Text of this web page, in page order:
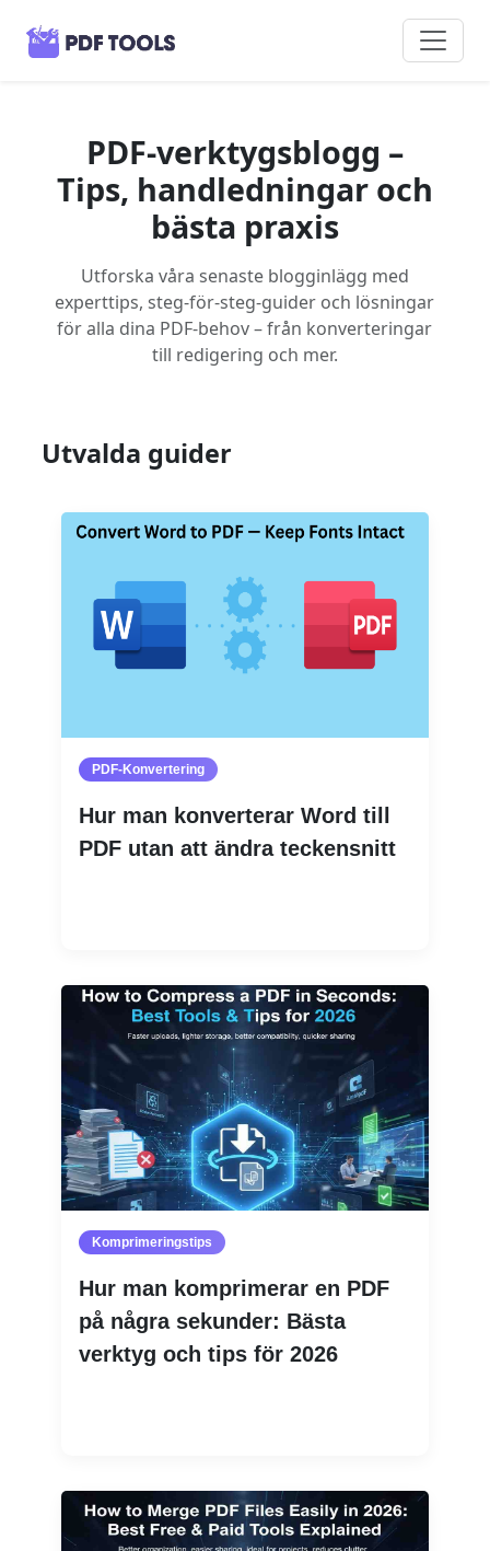
PDF-verktygsblogg –
Tips, handledningar och
bästa praxis
Utforska våra senaste blogginlägg med
experttips, steg-för-steg-guider och lösningar
för alla dina PDF-behov – från konverteringar
till redigering och mer.
Utvalda guider
PDF-Konvertering
Hur man konverterar Word till
PDF utan att ändra teckensnitt
Komprimeringstips
Hur man komprimerar en PDF
på några sekunder: Bästa
verktyg och tips för 2026